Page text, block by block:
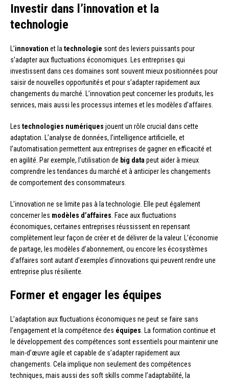
Investir dans l’innovation et la
technologie
L’innovation et latechnologie sont des leviers puissants pour
s’adapter aux fluctuations économiques. Les entreprises qui
investissent dans ces domaines sont souvent mieux positionnées pour
saisir de nouvelles opportunités et pour s’adapter rapidement aux
changements du marché. L’innovation peut concerner les produits, les
services, mais aussi les processus internes et les modèles d’affaires.
Les technologies numériques jouent un rôle crucial dans cette
adaptation. L’analyse de données, l’intelligence artificielle, et
l’automatisation permettent aux entreprises de gagner en efficacité et
en agilité. Par exemple, l’utilisation de big data peut aider à mieux
comprendre les tendances du marché et à anticiper les changements
de comportement des consommateurs.
L’innovation ne se limite pas à la technologie. Elle peut également
concerner les modèles d’affaires. Face aux fluctuations
économiques, certaines entreprises réussissent en repensant
complètement leur façon de créer et de délivrer de la valeur. L’économie
de partage, les modèles d’abonnement, ou encore les écosystèmes
d’affaires sont autant d’exemples d’innovations qui peuvent rendre une
entreprise plus résiliente.
Former et engager les équipes
L’adaptation aux fluctuations économiques ne peut se faire sans
l’engagement et la compétence des équipes. La formation continue et
le développement des compétences sont essentiels pour maintenir une
main-d’œuvre agile et capable de s’adapter rapidement aux
changements. Cela implique non seulement des compétences
techniques, mais aussi des soft skills comme l’adaptabilité, la